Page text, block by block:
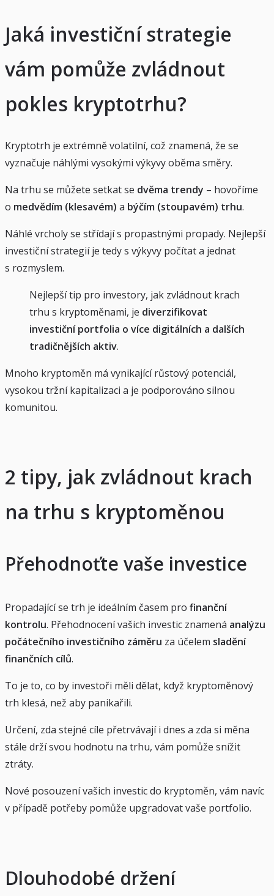
Jaká investiční strategie
vám pomůže zvládnout
pokles kryptotrhu?
Kryptotrh je extrémně volatilní, což znamená, že se
vyznačuje náhlými vysokými výkyvy oběma směry.
Na trhu se můžete setkat se dvěma trendy – hovoříme
o medvědím (klesavém) a býčím (stoupavém) trhu.
Náhlé vrcholy se střídají s propastnými propady. Nejlepší
investiční strategií je tedy s výkyvy počítat a jednat
s rozmyslem.
Nejlepší tip pro investory, jak zvládnout krach
trhu s kryptoměnami, je diverzifikovat
investiční portfolia o více digitálních a dalších
tradičnějších aktiv.
Mnoho kryptoměn má vynikající růstový potenciál,
vysokou tržní kapitalizaci a je podporováno silnou
komunitou.
2 tipy, jak zvládnout krach
na trhu s kryptoměnou
Přehodnoťte vaše investice
Propadající se trh je ideálním časem pro finanční
kontrolu. Přehodnocení vašich investic znamená analýzu
počátečního investičního záměru za účelem sladění
finančních cílů.
To je to, co by investoři měli dělat, když kryptoměnový
trh klesá, než aby panikařili.
Určení, zda stejné cíle přetrvávají i dnes a zda si měna
stále drží svou hodnotu na trhu, vám pomůže snížit
ztráty.
Nové posouzení vašich investic do kryptoměn, vám navíc
v případě potřeby pomůže upgradovat vaše portfolio.
Dlouhodobé držení